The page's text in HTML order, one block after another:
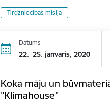
Tirdzniecības misija
Datums
22.–25. janvāris, 2020
Koka māju un
"Klimahouse"